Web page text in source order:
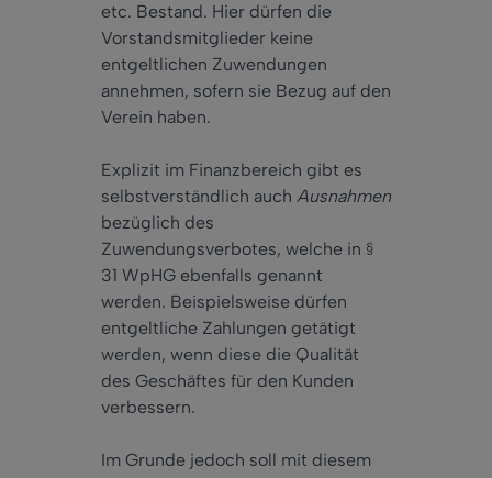
etc. Bestand. Hier dürfen die
Vorstandsmitglieder keine
entgeltlichen Zuwendungen
annehmen, sofern sie Bezug auf den
Verein haben.
Explizit im Finanzbereich gibt es
selbstverständlich auch Ausnahmen
bezüglich des
Zuwendungsverbotes, welche in §
31 WpHG ebenfalls genannt
werden. Beispielsweise dürfen
entgeltliche Zahlungen getätigt
werden, wenn diese die Qualität
des Geschäftes für den Kunden
verbessern.
Im Grunde jedoch soll mit diesem